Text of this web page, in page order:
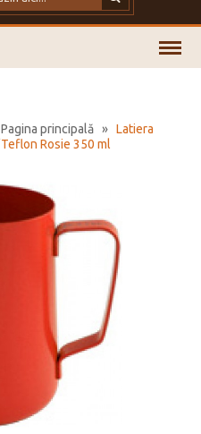
Pagina principală » Latiera
Teflon Rosie 350 ml